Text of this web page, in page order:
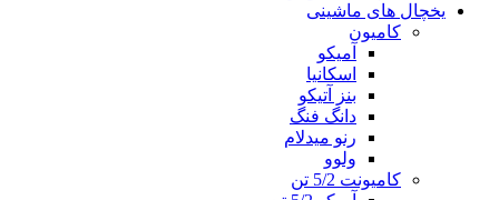
یخچال های ماشینی
کامیون
آمیکو
اسکانیا
بنز آتیکو
دانگ فنگ
رنو میدلام
ولوو
کامیونت 5/2 تن